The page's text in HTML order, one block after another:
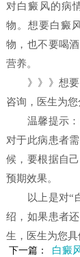
对白癜风的病
物。想要白癜
物，也不要喝
营养。
》》》想要
咨询，医生为
温馨提示：
对于此病患者
候，要根据自
预期效果。
以上是对“白
绍，如果患者
生，医生为您具
下一篇： 白癜